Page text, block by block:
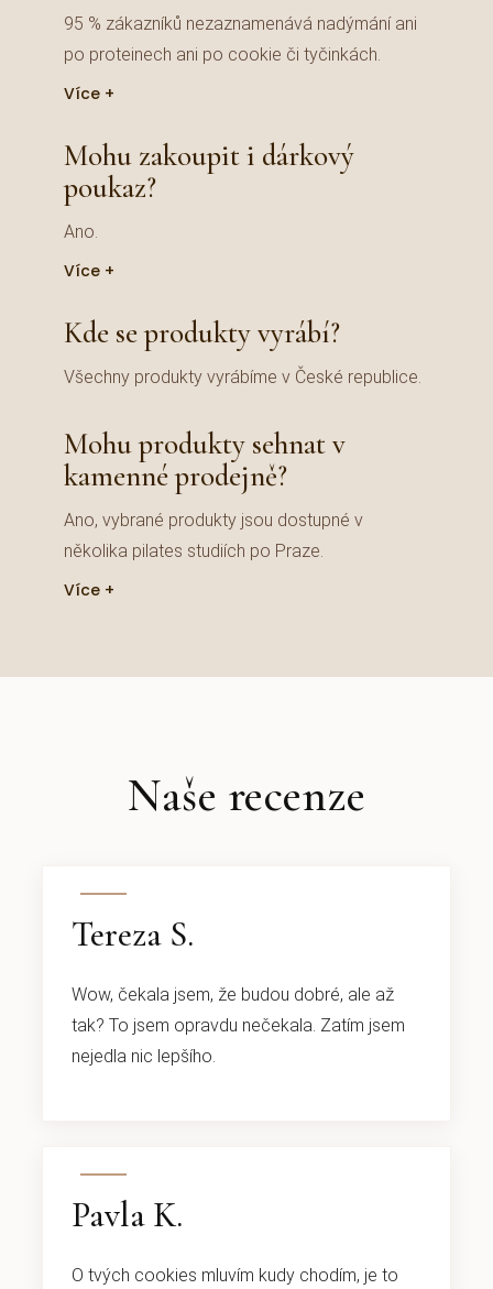
95 % zákazníků nezaznamenává nadýmání ani
po proteinech ani po cookie či tyčinkách.
Více
Mohu zakoupit i dárkový
poukaz?
Ano.
Více
Kde se produkty vyrábí?
Všechny produkty vyrábíme v České republice.
Mohu produkty sehnat v
kamenné prodejně?
Ano, vybrané produkty jsou dostupné v
několika pilates studiích po Praze.
Více
Naše recenze
Tereza S.
Wow, čekala jsem, že budou dobré, ale až
tak? To jsem opravdu nečekala. Zatím jsem
nejedla nic lepšího.
Pavla K.
O tvých cookies mluvím kudy chodím, je to